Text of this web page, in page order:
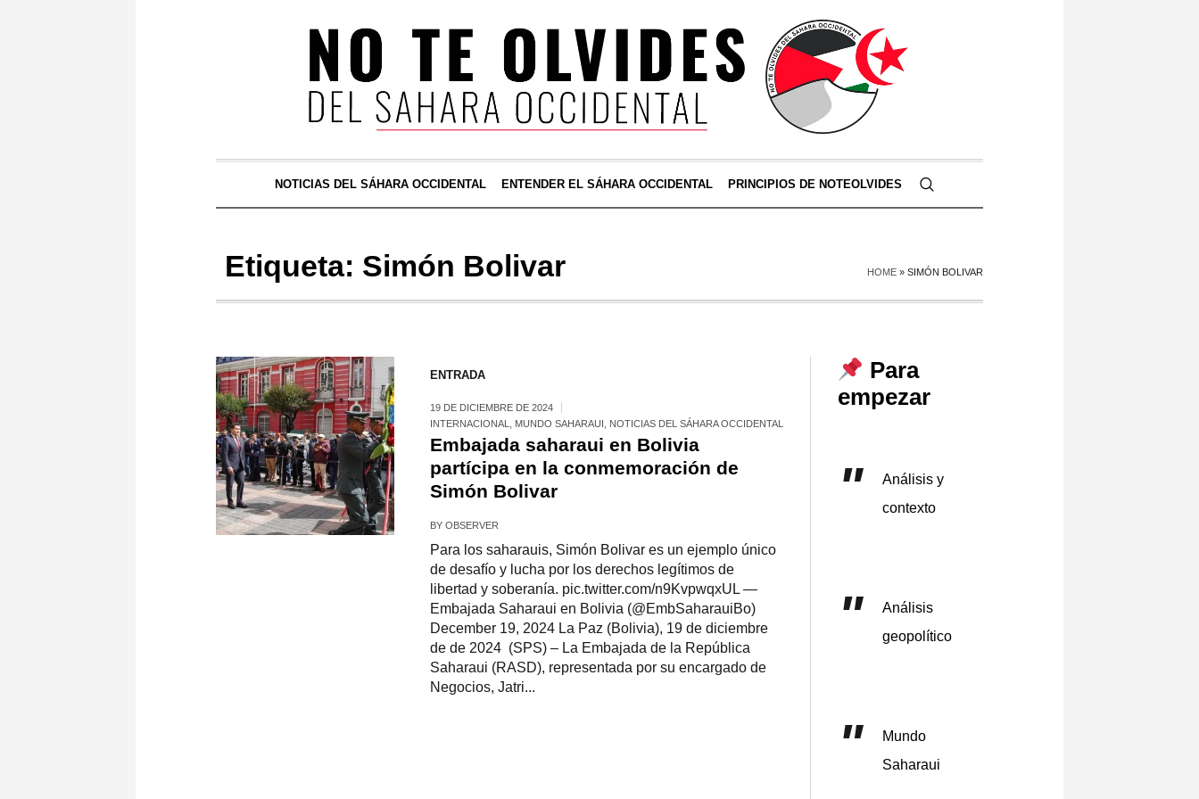
NOTICIAS DEL SÁHARA OCCIDENTAL ENTENDER EL SÁHARA OCCIDENTAL PRINCIPIOS DE NOTEOLVIDES
Etiqueta: Simón Bolivar HOME » SIMÓN BOLIVAR
ENTRADA
19 DE DICIEMBRE DE 2024
INTERNACIONAL
MUNDO SAHARAUI NOTICIAS DEL SÁHARA OCCIDENTAL
Embajada saharaui en Bolivia
partícipa en la conmemoración de
Simón Bolivar
BY OBSERVER
Para los saharauis, Simón Bolivar es un ejemplo único
de desafío y lucha por los derechos legítimos de
libertad y soberanía. pic.twitter.com/n9KvpwqxUL —
Embajada Saharaui en Bolivia (@EmbSaharauiBo)
December 19, 2024 La Paz (Bolivia), 19 de diciembre
de de 2024 (SPS) – La Embajada de la República
Saharaui (RASD), representada por su encargado de
Negocios, Jatri...
Para
empezar
Análisis y
contexto
Análisis
geopolítico
Mundo
Saharaui